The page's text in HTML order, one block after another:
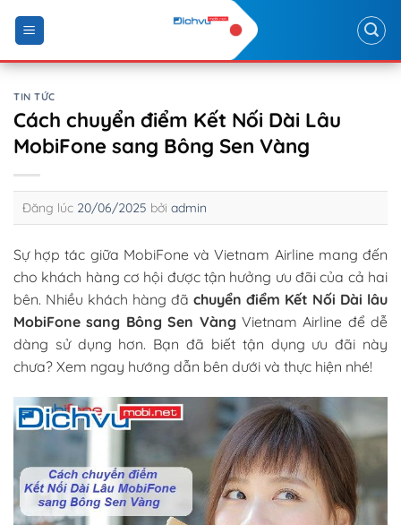
content
TIN TỨC
Cách chuyển điểm Kết Nối Dài Lâu
MobiFone sang Bông Sen Vàng
Đăng lúc 20/06/2025 bởi admin
Sự hợp tác giữa MobiFone và Vietnam Airline mang đến
cho khách hàng cơ hội được tận hưởng ưu đãi của cả hai
bên. Nhiều khách hàng đã chuyển điểm Kết Nối Dài lâu
MobiFone sang Bông Sen Vàng Vietnam Airline để dễ
dàng sử dụng hơn. Bạn đã biết tận dụng ưu đãi này
chưa? Xem ngay hướng dẫn bên dưới và thực hiện nhé!